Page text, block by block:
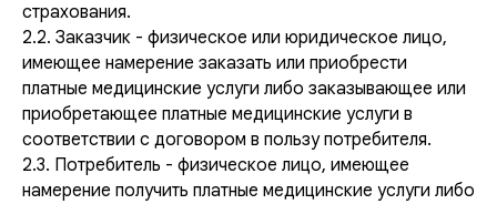
страхования.
2.2. Заказчик - физическое или юридическое лицо,
имеющее намерение заказать или приобрести
платные медицинские услуги либо заказывающее или
приобретающее платные медицинские услуги в
соответствии с договором в пользу потребителя.
2.3. Потребитель - физическое лицо, имеющее
намерение получить платные медицинские услуги либо